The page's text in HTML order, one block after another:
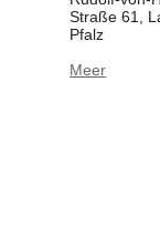
Straße 61,
Pfalz
Meer